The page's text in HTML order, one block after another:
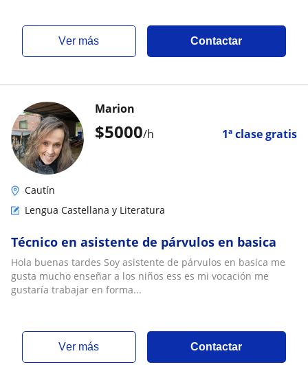
ver más Contactar
$5000/h 1ª clase gratis
Marion
Cautín
Lengua Castellana y Literatura
Técnico en asistente de párvulos en basica
Hola buenas tardes Soy asistente de párvulos en basica me
gusta mucho enseñar a los niños ess es mi vocación me
gustaría trabajar en forma...
ver más Contactar